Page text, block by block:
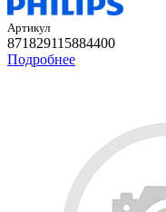
Артикул
871829115884400
Подробнее